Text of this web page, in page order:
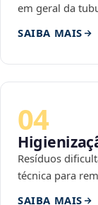
em geral da
SAIBA MAIS
04
Resíduos
técnica para
SAIBA MAIS